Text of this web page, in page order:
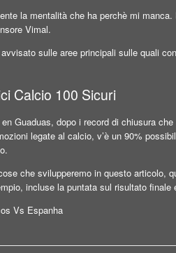
la mentalità che ha perchè mi
Vimal.
sulle aree principali sulle quali
Calcio 100 Sicuri
Guaduas, dopo i record di chiusura
legate al calcio, v’è un 90%
che svilupperemo in questo articolo,
incluse la puntata sul risultato finale
Vs Espanha